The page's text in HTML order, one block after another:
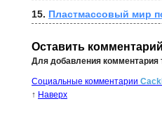
15. Пластмассовый мир
Оставить комментарий
Для добавления комментария
Социальные комментарии
↑ Наверх